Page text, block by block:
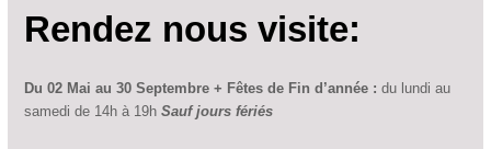
Rendez nous visite:
Du 02 Mai au 30 Septembre + Fêtes de Fin d’année :du lundi au
samedi de 14h à 19hSauf jours fériés